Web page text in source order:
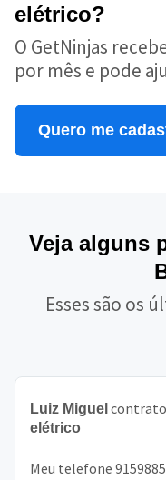
elétrico?
O GetNinjas
por mês e pode
Quero me
Veja alguns
Esses são os
Luiz Miguel
elétrico
Meu telefone